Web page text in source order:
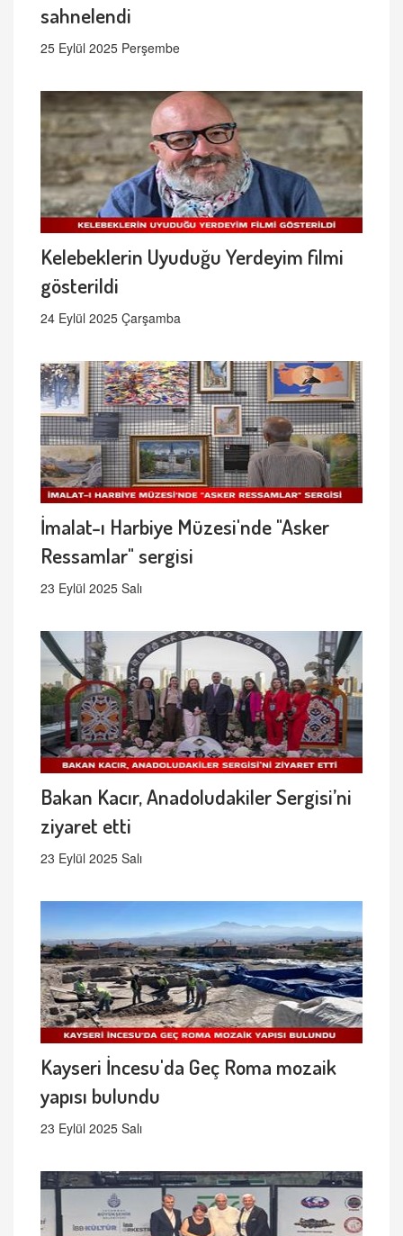
sahnelendi
25 Eylül 2025 Perşembe
Kelebeklerin Uyuduğu Yerdeyim filmi
gösterildi
24 Eylül 2025 Çarşamba
İmalat-ı Harbiye Müzesi'nde "Asker
Ressamlar" sergisi
23 Eylül 2025 Salı
Bakan Kacır, Anadoludakiler Sergisi’ni
ziyaret etti
23 Eylül 2025 Salı
Kayseri İncesu'da Geç Roma mozaik
yapısı bulundu
23 Eylül 2025 Salı